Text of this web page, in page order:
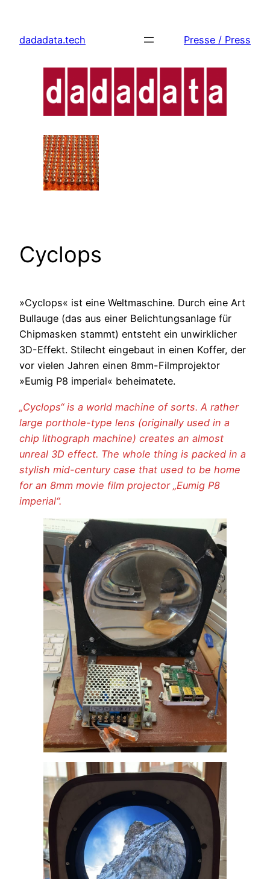
springen
dadadata.tech Presse / Press
Cyclops
»Cyclops« ist eine Weltmaschine. Durch eine Art
Bullauge (das aus einer Belichtungsanlage für
Chipmasken stammt) entsteht ein unwirklicher
3D-Effekt. Stilecht eingebaut in einen Koffer, der
vor vielen Jahren einen 8mm-Filmprojektor
»Eumig P8 imperial« beheimatete.
„Cyclops“ is a world machine of sorts. A rather
large porthole-type lens (originally used in a
chip lithograph machine) creates an almost
unreal 3D effect. The whole thing is packed in a
stylish mid-century case that used to be home
for an 8mm movie film projector „Eumig P8
imperial“.